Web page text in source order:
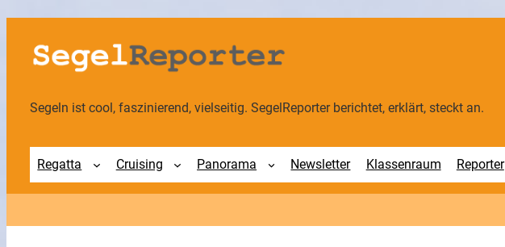
Zum
Inhalt
springen
Segeln ist cool, faszinierend, vielseitig. SegelReporter berichtet, erklärt, steckt an.
Regatta Cruising Panorama Newsletter Klassenraum Reporter